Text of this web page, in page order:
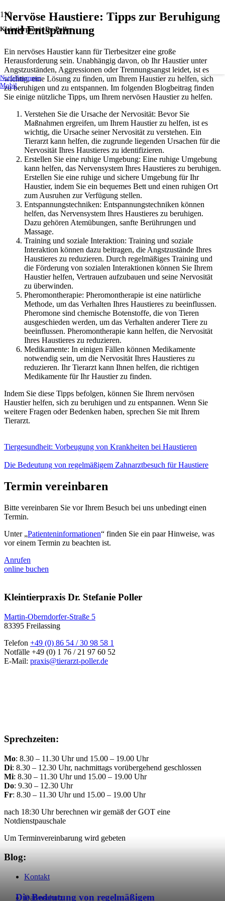
Kleintierpraxis Dr. Poller
Notfallnummer
Mobil
Nervöse Haustiere: Tipps zur Beruhigung
und Entspannung
Ein nervöses Haustier kann für Tierbesitzer eine große
Herausforderung sein. Unabhängig davon, ob Ihr Haustier unter
Angstzuständen, Aggressionen oder Trennungsangst leidet, ist es
wichtig, eine Lösung zu finden, um Ihrem Haustier zu helfen, sich
zu beruhigen und zu entspannen. Im folgenden Blogbeitrag finden
Sie einige nützliche Tipps, um Ihrem nervösen Haustier zu helfen.
Verstehen Sie die Ursache der Nervosität: Bevor Sie
Maßnahmen ergreifen, um Ihrem Haustier zu helfen, ist es
wichtig, die Ursache seiner Nervosität zu verstehen. Ein
Tierarzt kann helfen, die zugrunde liegenden Ursachen für die
Nervosität Ihres Haustieres zu identifizieren.
Erstellen Sie eine ruhige Umgebung: Eine ruhige Umgebung
kann helfen, das Nervensystem Ihres Haustieres zu beruhigen.
Erstellen Sie eine ruhige und sichere Umgebung für Ihr
Haustier, indem Sie ein bequemes Bett und einen ruhigen Ort
zum Ausruhen zur Verfügung stellen.
Entspannungstechniken: Entspannungstechniken können
helfen, das Nervensystem Ihres Haustieres zu beruhigen.
Dazu gehören Atemübungen, sanfte Berührungen und
Massage.
Training und soziale Interaktion: Training und soziale
Interaktion können dazu beitragen, die Angstzustände Ihres
Haustieres zu reduzieren. Durch regelmäßiges Training und
die Förderung von sozialen Interaktionen können Sie Ihrem
Haustier helfen, Vertrauen aufzubauen und seine Nervosität
zu überwinden.
Pheromontherapie: Pheromontherapie ist eine natürliche
Methode, um das Verhalten Ihres Haustieres zu beeinflussen.
Pheromone sind chemische Botenstoffe, die von Tieren
ausgeschieden werden, um das Verhalten anderer Tiere zu
beeinflussen. Pheromontherapie kann helfen, die Nervosität
Ihres Haustieres zu reduzieren.
Medikamente: In einigen Fällen können Medikamente
notwendig sein, um die Nervosität Ihres Haustieres zu
reduzieren. Ihr Tierarzt kann Ihnen helfen, die richtigen
Medikamente für Ihr Haustier zu finden.
Indem Sie diese Tipps befolgen, können Sie Ihrem nervösen
Haustier helfen, sich zu beruhigen und zu entspannen. Wenn Sie
weitere Fragen oder Bedenken haben, sprechen Sie mit Ihrem
Tierarzt.
Tiergesundheit: Vorbeugung von Krankheiten bei Haustieren
Die Bedeutung von regelmäßigem Zahnarztbesuch für Haustiere
Termin vereinbaren
Bitte vereinbaren Sie vor Ihrem Besuch bei uns unbedingt einen
Termin.
Unter „Patienteninformationen“ finden Sie ein paar Hinweise, was
vor einem Termin zu beachten ist.
Anrufen
online buchen
Kleintierpraxis Dr. Stefanie Poller
Martin-Oberndorfer-Straße 5
83395 Freilassing
Telefon +49 (0) 86 54 / 30 98 58 1
Notfälle +49 (0) 1 76 / 21 97 60 52
E-Mail: praxis@tierarzt-poller.de
Sprechzeiten:
Mo: 8.30 – 11.30 Uhr und 15.00 – 19.00 Uhr
Di: 8.30 – 12.30 Uhr, nachmittags vorübergehend geschlossen
Mi: 8.30 – 11.30 Uhr und 15.00 – 19.00 Uhr
Do: 9.30 – 12.30 Uhr
Fr: 8.30 – 11.30 Uhr und 15.00 – 19.00 Uhr
nach 18:30 Uhr berechnen wir gemäß der GOT eine
Notdienstpauschale
Um Terminvereinbarung wird gebeten
Blog:
Die Bedeutung von regelmäßigem
Kontakt
Datenschutz